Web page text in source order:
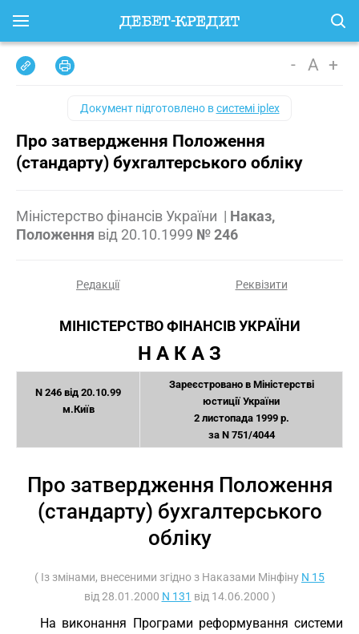
- A +
Документ підготовлено всистемі iplex
Про затвердження Положення
(стандарту) бухгалтерського обліку
Міністерство фінансів України | Наказ,
Положення від 20.10.1999 № 246
Редакції Реквізити
МІНІСТЕРСТВО ФІНАНСІВ УКРАЇНИ
Н А К А З
N 246 від 20.10.99
м.Київ
Зареєстровано в Міністерстві
юстиції України
2 листопада 1999 р.
за N 751/4044
Про затвердження Положення
(стандарту) бухгалтерського
обліку
( Із змінами, внесеними згідно з Наказами Мінфіну N 15
від 28.01.2000 N 131 від 14.06.2000 )
На виконання Програми реформування системи